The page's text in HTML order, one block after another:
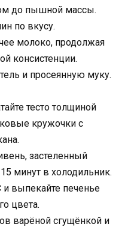
до пышной массы.
по вкусу.
молоко, продолжая
консистенции.
и просеянную муку.
тесто толщиной
кружочки с
застеленный
минут в холодильник.
и выпекайте печенье
цвета.
варёной сгущёнкой и